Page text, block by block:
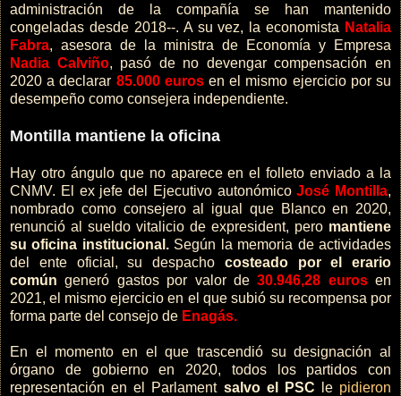
administración de la compañía se han mantenido
congeladas desde 2018--. A su vez, la economista Natalia
Fabra, asesora de la ministra de Economía y Empresa
Nadia Calviño, pasó de no devengar compensación en
2020 a declarar 85.000 eurosen el mismo ejercicio por su
desempeño como consejera independiente.
Montilla mantiene la oficina
Hay otro ángulo que no aparece en el folleto enviado a la
CNMV. El ex jefe del Ejecutivo autonómicoJosé Montilla,
nombrado como consejero al igual que Blanco en 2020,
renunció al sueldo vitalicio de expresident, pero mantiene
su oficina institucional.Según la memoria de actividades
del ente oficial, su despacho costeado por el erario
común generó gastos por valor de30.946,28 euros en
2021, el mismo ejercicio en el que subió su recompensa por
forma parte del consejo de Enagás.
En el momento en el que trascendió su designación al
órgano de gobierno en 2020, todos los partidos con
representación en el Parlamentsalvo el PSC le pidieron